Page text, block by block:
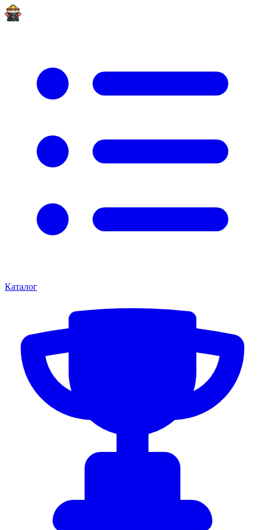
Каталог